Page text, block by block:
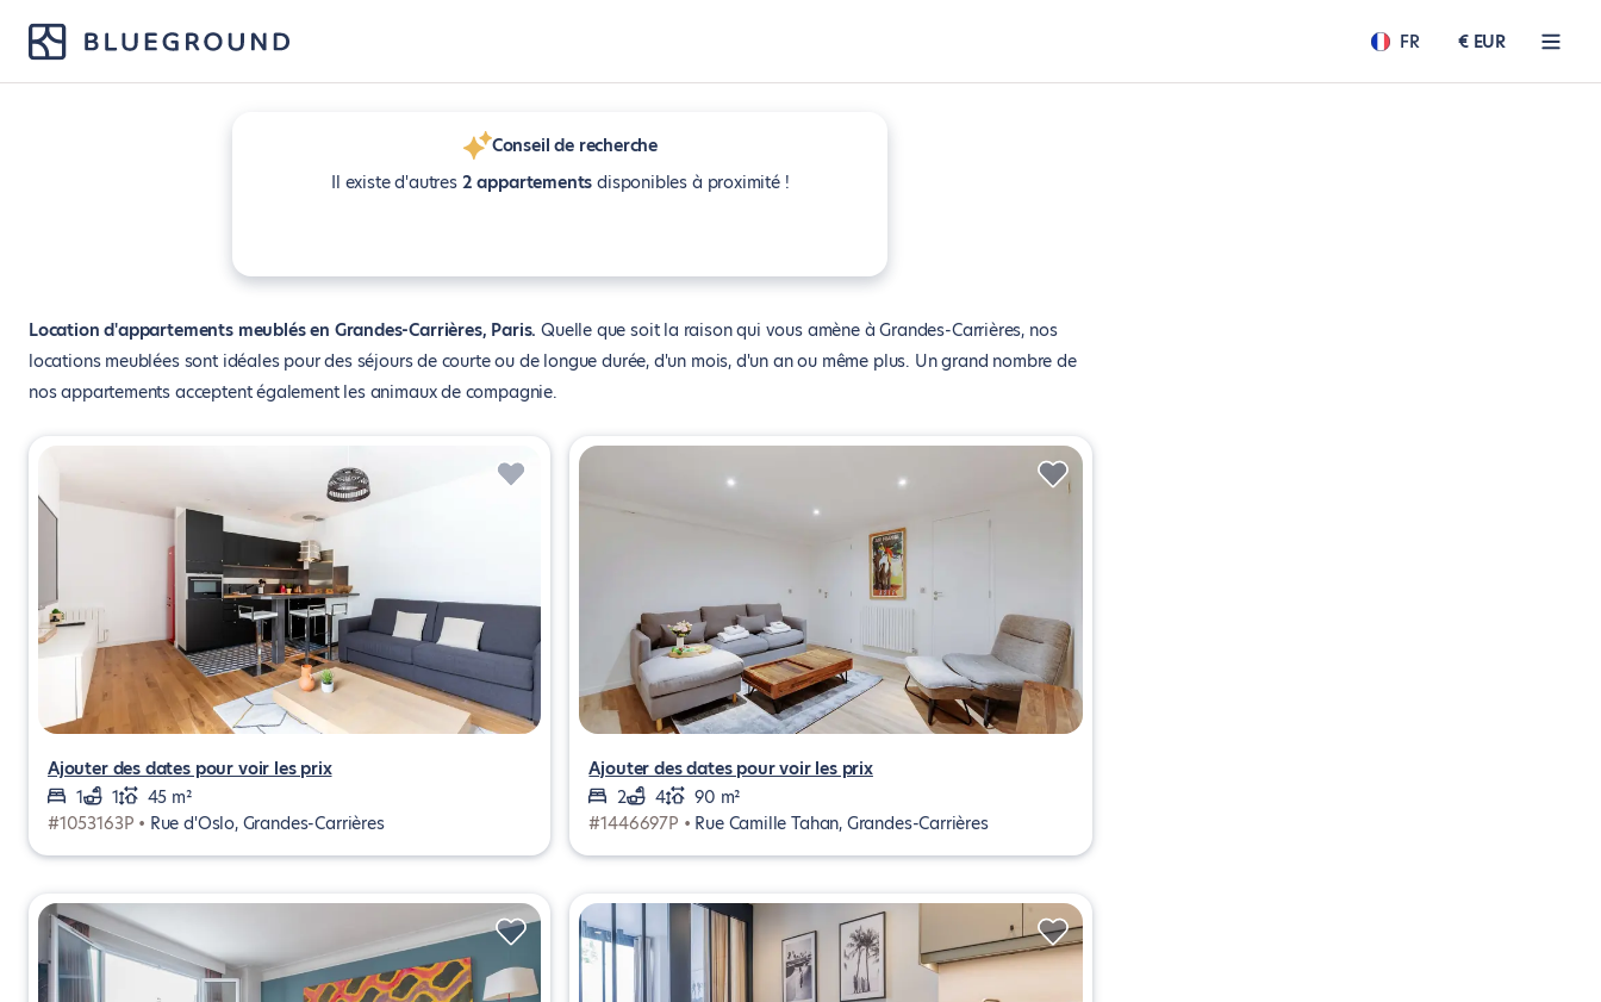
FR € EUR
Conseil de recherche
Il existe d'autres 2 appartements disponibles à proximité !
Location d'appartements meublés en Grandes-Carrières, Paris Quelle que soit la raison qui vous amène à Grandes-Carrières, nos
locations meublées sont idéales pour des séjours de courte ou de longue durée, d'un mois, d'un an ou même plus. Un grand nombre de
nos appartements acceptent également les animaux de compagnie.
Ajouter des dates pour voir les prix
1
1
45 m²
#1053163P • Rue d'Oslo, Grandes-Carrières
Ajouter des dates pour voir les prix
2
4
90 m²
#1446697P • Rue Camille Tahan, Grandes-Carrières